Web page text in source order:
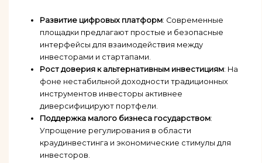
Развитие цифровых платформ: Современные
площадки предлагают простые и безопасные
интерфейсы для взаимодействия между
инвесторами и стартапами.
Рост доверия к альтернативным инвестициям: На
фоне нестабильной доходности традиционных
инструментов инвесторы активнее
диверсифицируют портфели.
Поддержка малого бизнеса государством:
Упрощение регулирования в области
краудинвестинга и экономические стимулы для
инвесторов.